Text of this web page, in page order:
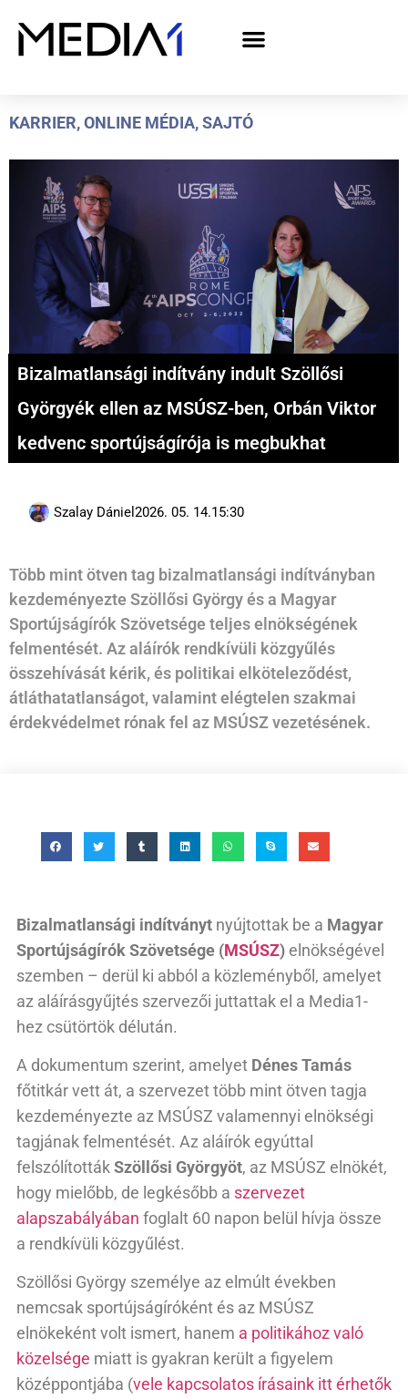
KARRIER,ONLINE MÉDIA,SAJTÓ
Bizalmatlansági indítvány indult Szöllősi
Györgyék ellen az MSÚSZ-ben, Orbán Viktor
kedvenc sportújságírója is megbukhat
Szalay Dániel 2026. 05. 14.15:30
Több mint ötven tag bizalmatlansági indítványban
kezdeményezte Szöllősi György és a Magyar
Sportújságírók Szövetsége teljes elnökségének
felmentését. Az aláírók rendkívüli közgyűlés
összehívását kérik, és politikai elköteleződést,
átláthatatlanságot, valamint elégtelen szakmai
érdekvédelmet rónak fel az MSÚSZ vezetésének.
Bizalmatlansági indítványt nyújtottak be a Magyar
Sportújságírók Szövetsége (MSÚSZ) elnökségével
szemben – derül ki abból a közleményből, amelyet
az aláírásgyűjtés szervezői juttattak el a Media1-
hez csütörtök délután.
A dokumentum szerint, amelyet Dénes Tamás
főtitkár vett át, a szervezet több mint ötven tagja
kezdeményezte az MSÚSZ valamennyi elnökségi
tagjának felmentését. Az aláírók egyúttal
felszólítottákSzöllősi Györgyöt, az MSÚSZ elnökét,
hogy mielőbb, de legkésőbb a szervezet
alapszabályában foglalt 60 napon belül hívja össze
a rendkívüli közgyűlést.
Szöllősi György személye az elmúlt években
nemcsak sportújságíróként és az MSÚSZ
elnökeként volt ismert, hanem a politikához való
közelsége miatt is gyakran került a figyelem
középpontjába (vele kapcsolatos írásaink itt érhetők